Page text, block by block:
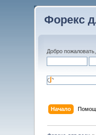
Форекс
Добро
Начало